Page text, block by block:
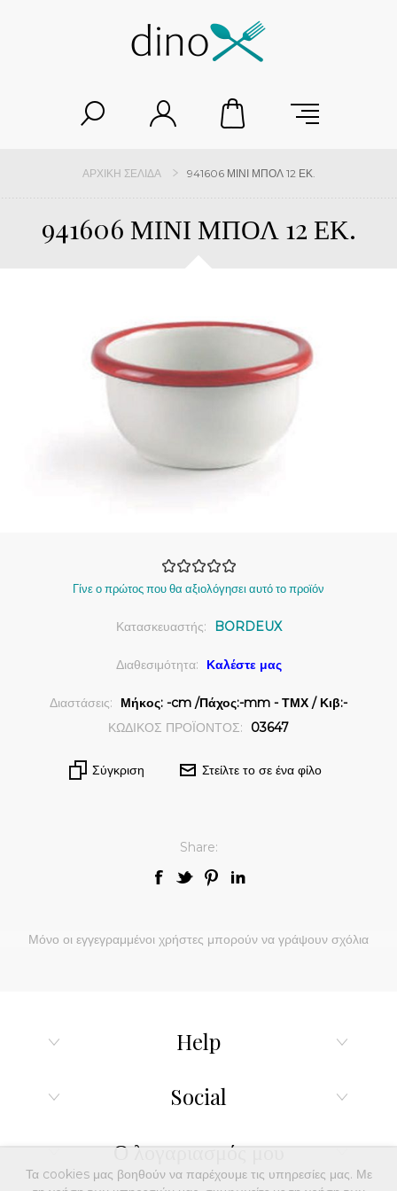
ΑΡΧΙΚΉ ΣΕΛΊΔΑ 941606 ΜΙΝΙ ΜΠΟΛ 12 ΕΚ.
941606 ΜΙΝΙ ΜΠΟΛ 12 ΕΚ.
Γίνε ο πρώτος που θα αξιολόγησει αυτό το προϊόν
Κατασκευαστής: BORDEUX
Διαθεσιμότητα: Καλέστε μας
Διαστάσεις:
Μήκος: -cm /Πάχος:-mm - ΤΜΧ / Κιβ:-
ΚΩΔΙΚΟΣ ΠΡΟΪΟΝΤΟΣ:
03647
Σύγκριση Στείλτε το σε ένα φίλο
Share:
Μόνο οι εγγεγραμμένοι χρήστες μπορούν να γράψουν σχόλια
Help
Social
Ο λογαριασμός μου
Τα cookies μας βοηθούν να παρέχουμε τις υπηρεσίες μας. Με